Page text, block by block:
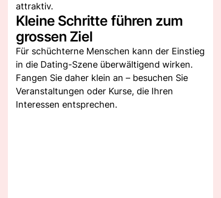
attraktiv.
Kleine Schritte führen zum
grossen Ziel
Für schüchterne Menschen kann der Einstieg
in die Dating-Szene überwältigend wirken.
Fangen Sie daher klein an – besuchen Sie
Veranstaltungen oder Kurse, die Ihren
Interessen entsprechen.